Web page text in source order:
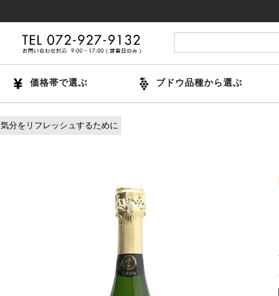
14時ま
価格帯で選ぶ ブドウ品種から選ぶ
気分をリフレッシュするために